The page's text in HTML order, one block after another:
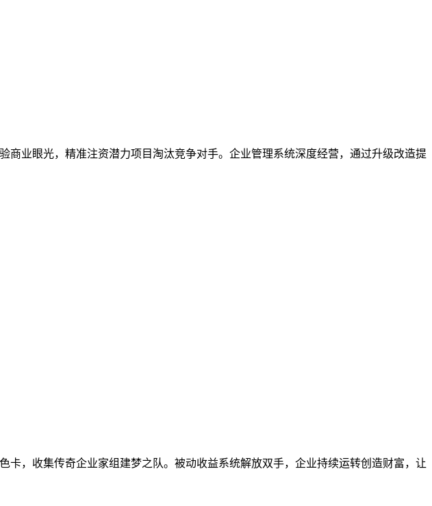
业眼光，精准注资潜力项目淘汰竞争对手。企业管理系统深度经营，通过升级改造提
，收集传奇企业家组建梦之队。被动收益系统解放双手，企业持续运转创造财富，让